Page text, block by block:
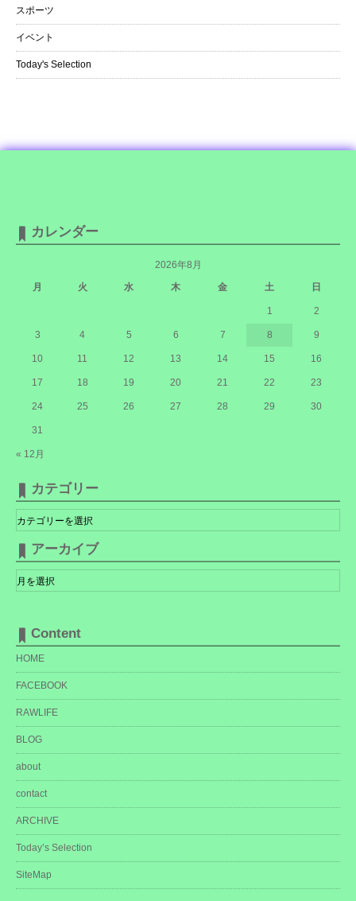
スポーツ
イベント
Today's Selection
カレンダー
2026年8月
月
火 水 木 金 土 日
« 12月
1 2
3 4 5 6 7 8 9
10 11 12 13 14 15 16
17 18 19 20 21 22 23
24 25 26 27 28 29 30
31
カテゴリー
テ
ゴ
リ
ー
アーカイブ
ー
カ
Content
HOME
FACEBOOK
RAWLIFE
BLOG
about
contact
ARCHIVE
Today’s Selection
SiteMap